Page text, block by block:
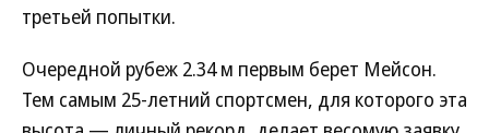
третьей попытки.
Очередной рубеж 2.34 м первым берет Мейсон.
Тем самым 25-летний спортсмен, для которого эта